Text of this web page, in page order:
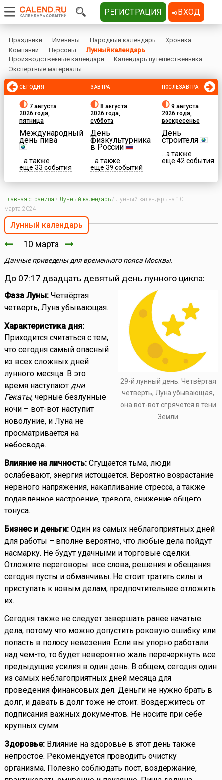
Праздники Именины Народный календарь
Хроника
Компании
Персоны
Лунный календарь
Производственные календари
Календарь путешественника
Экспертные материалы
СЕГОДНЯ
7 августа
2026 года,
пятница
Международный
день пива
...а также
еще 33 события
ЗАВТРА
8 августа
2026 года,
суббота
День
физкультурника
в России
...а также
еще 39 событий
ПОСЛЕЗАВТРА
9 августа
2026 года,
воскресенье
День
строителя
...а также
еще 42 события
Главная страница / Лунный календарь / Лунный календарь на 10
марта 2024
Лунный календарь
10 марта
Данные приведены для временного пояса Москвы.
До 07:17 двадцать девятый день лунного цикла:
29-й лунный день. Четвёртая
четверть, Луна убывающая,
она вот-вот спрячется в тени
Земли
Фаза Луны:Четвёртая
четверть, Луна убывающая.
Характеристика дня:
Приходится считаться с тем,
что сегодня самый опасный
из всех сложных дней
лунного месяца. В это
время наступают дни
Гекаты, чёрные безлунные
ночи – вот-вот наступит
новолуние, и Луна не
просматривается на
небосводе.
Влияние на личность:Сгущается тьма, люди
ослабевают, энергия истощается. Вероятно возрастание
нервного напряжения, накапливание стресса, а также
подавленное настроение, тревога, снижение общего
тонуса.
Бизнес и деньги:Один из самых неблагоприятных дней
для работы – вполне вероятно, что любые дела пойдут
насмарку. Не будут удачными и торговые сделки.
Отложите переговоры: все слова, решения и обещания
сегодня пусты и обманчивы. Не стоит тратить силы и
приступать к новым делам, предпочтительнее отложить
их.
Сегодня также не следует завершать ранее начатые
дела, потому что можно допустить роковую ошибку или
попасть в полосу невезения. Если вы упорно работали
над чем-то, то будет невероятно жаль перечеркнуть все
предыдущие усилия в один день. В общем, сегодня один
из самых неблагоприятных дней месяца для
проведения финансовых дел. Деньги не нужно брать в
долг, и давать в долг тоже не стоит. Воздержитесь от
подписания важных документов. Не носите при себе
крупных сумм.
Здоровье:Влияние на здоровье в этот день также
непростое. Рекомендуется проводить очистку
организма. Полезно соблюдать пост, воздержание,
РЕГИСТРАЦИЯ ВХОД